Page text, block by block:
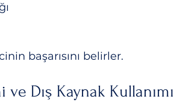
başarısını belirler.
Dış Kaynak Kullanımı